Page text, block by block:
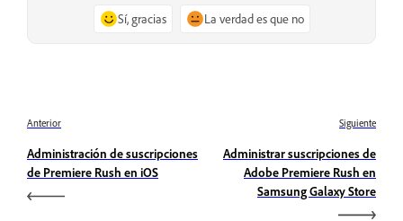
Sí, gracias La verdad es que no
Anterior
Administración de suscripciones
de Premiere Rush en iOS
Siguiente
Administrar suscripciones de
Adobe Premiere Rush en
Samsung Galaxy Store